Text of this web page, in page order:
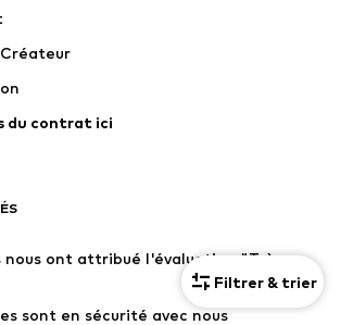
Filtrer & trier
Jupes
Exclusif
du contrat ici
nous ont attribué l'évaluation "Très
sont en sécurité avec nous